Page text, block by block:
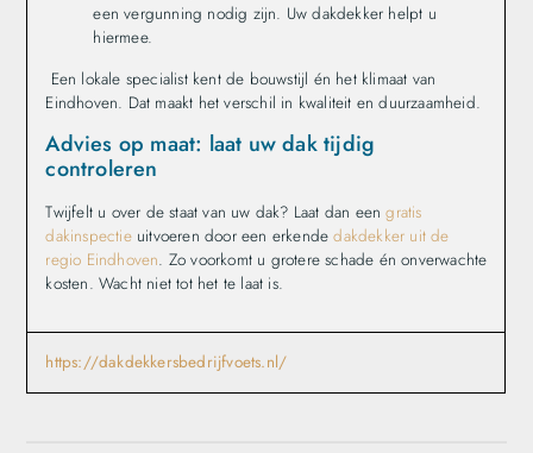
een vergunning nodig zijn. Uw dakdekker helpt u
hiermee.
Een lokale specialist kent de bouwstijl én het klimaat van
Eindhoven. Dat maakt het verschil in kwaliteit en duurzaamheid.
Advies op maat: laat uw dak tijdig
controleren
Twijfelt u over de staat van uw dak? Laat dan eengratis
dakinspectieuitvoeren door een erkendedakdekker uit de
regio Eindhoven. Zo voorkomt u grotere schade én onverwachte
kosten. Wacht niet tot het te laat is.
https://dakdekkersbedrijfvoets.nl/